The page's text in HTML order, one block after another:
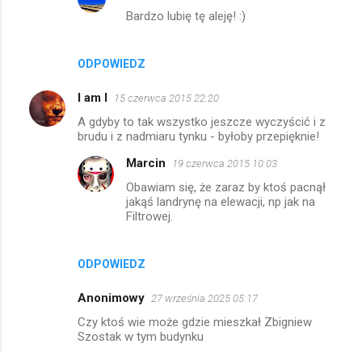
ODPOWIEDZ
Bardzo lubię tę aleję! :)
I am I 15 czerwca 2015 22:20
A gdyby to tak wszystko jeszcze wyczyścić i z
brudu i z nadmiaru tynku - byłoby przepięknie!
ODPOWIEDZ
Marcin 19 czerwca 2015 10:03
Obawiam się, że zaraz by ktoś pacnął
jakąś landrynę na elewacji, np jak na
Filtrowej.
Anonimowy 27 września 2025 05:17
Czy ktoś wie może gdzie mieszkał Zbigniew
Szostak w tym budynku